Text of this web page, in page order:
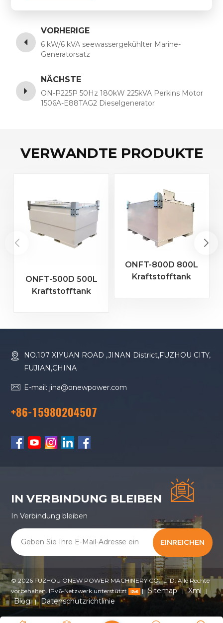
VORHERIGE
6 kW/6 kVA seewassergekühlter Marine-
Generatorsatz
NÄCHSTE
ON-P225P 50Hz 180kW 225kVA Perkins Motor
1506A-E88TAG2 Dieselgenerator
VERWANDTE PRODUKTE
ONFT-500D 500L
Kraftstofftank
ONFT-800D 800L
Kraftstofftank
NO.107 XIYUAN ROAD ,JINAN District,FUZHOU CITY,
FUJIAN,CHINA
E-mail: jina@onewpower.com
+86-15980204507
IN VERBINDUNG BLEIBEN
In Verbindung bleiben
EINREICHEN
© 2026 FUZHOU ONEW POWER MACHINERY CO., LTD. Alle Rechte
vorbehalten. IPv6-Netzwerk unterstützt
| Sitemap | Xml |
Blog | Datenschutzrichtlinie